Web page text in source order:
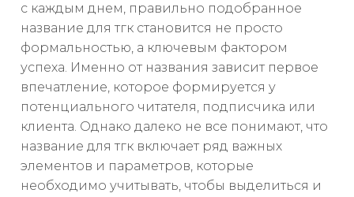
с каждым днем, правильно подобранное
название для тгк становится не просто
формальностью, а ключевым фактором
успеха. Именно от названия зависит первое
впечатление, которое формируется у
потенциального читателя, подписчика или
клиента. Однако далеко не все понимают, что
название для тгк включает ряд важных
элементов и параметров, которые
необходимо учитывать, чтобы выделиться и